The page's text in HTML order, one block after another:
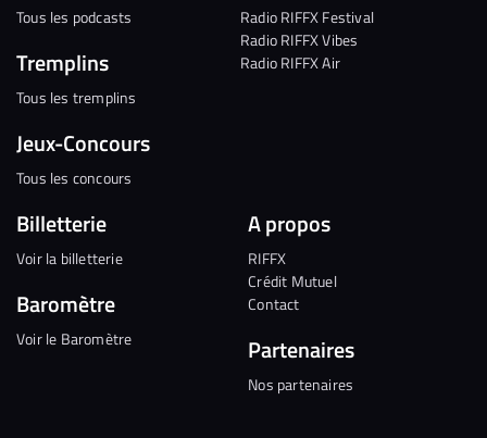
Tous les podcasts
Tremplins
Tous les tremplins
Jeux-Concours
Tous les concours
Radio RIFFX Festival
Radio RIFFX Vibes
Radio RIFFX Air
Billetterie
Voir la billetterie
Baromètre
Voir le Baromètre
A propos
RIFFX
Crédit Mutuel
Contact
Partenaires
Nos partenaires